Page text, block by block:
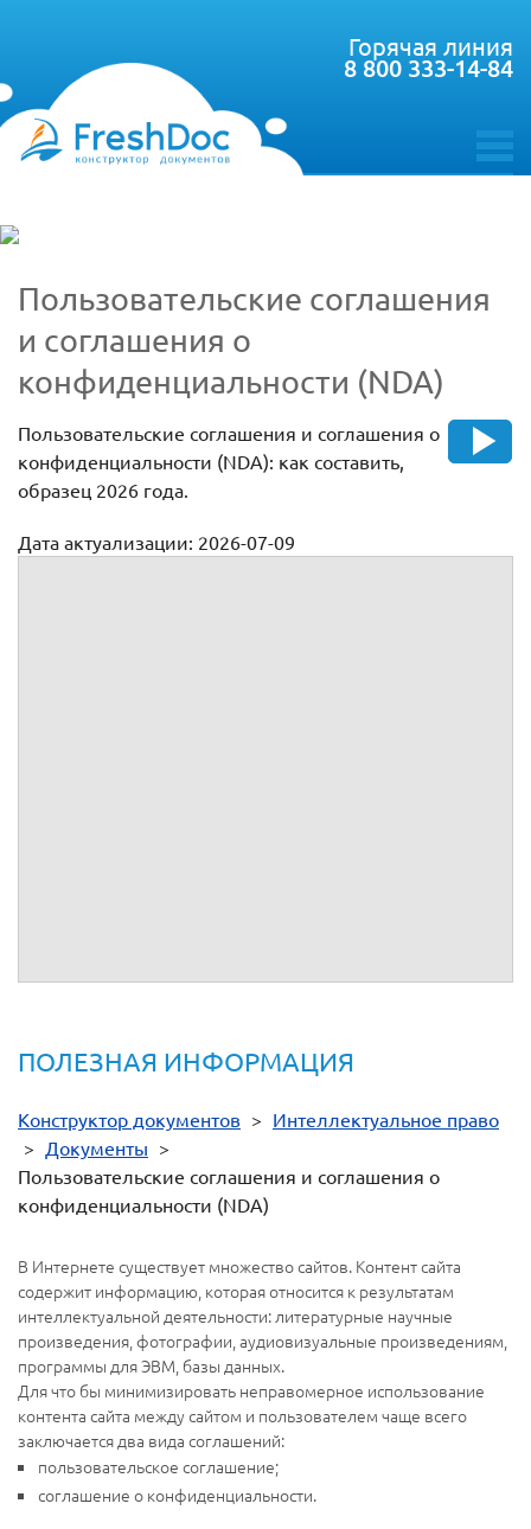
toggle
Горячая линия
8 800 333-14-84
Пользовательские соглашения
и соглашения о
конфиденциальности (NDA)
Пользовательские соглашения и соглашения о
конфиденциальности (NDA): как составить,
образец 2026 года.
Дата актуализации: 2026-07-09
ПОЛЕЗНАЯ ИНФОРМАЦИЯ
Конструктор документов > Интеллектуальное право
> Документы >
Пользовательские соглашения и cоглашения о
конфиденциальности (NDA)
В Интернете существует множество сайтов. Контент сайта
содержит информацию, которая относится к результатам
интеллектуальной деятельности: литературные научные
произведения, фотографии, аудиовизуальные произведениям,
программы для ЭВМ, базы данных.
Для что бы минимизировать неправомерное использование
контента сайта между сайтом и пользователем чаще всего
заключается два вида соглашений:
пользовательское соглашение;
соглашение о конфиденциальности.